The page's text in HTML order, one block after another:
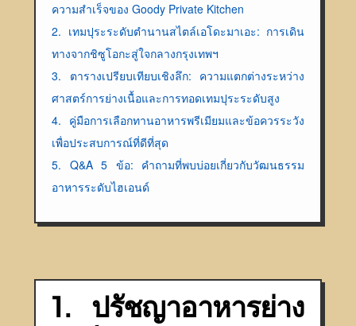
ความสำเร็จของ Goody Private Kitchen
2. เทมปุระระดับตำนานสไตล์เอโดะมาเอะ: การเดิน
ทางจากชิซูโอกะสู่ใจกลางกรุงเทพฯ
3. ตารางเปรียบเทียบเชิงลึก: ความแตกต่างระหว่าง
ศาสตร์การย่างเนื้อและการทอดเทมปุระระดับสูง
4. คู่มือการเลือกทานอาหารพรีเมียมและข้อควรระวัง
เพื่อประสบการณ์ที่ดีที่สุด
5. Q&A 5 ข้อ: คำถามที่พบบ่อยเกี่ยวกับวัฒนธรรม
อาหารระดับไฮเอนด์
1. ปรัชญาอาหารย่าง